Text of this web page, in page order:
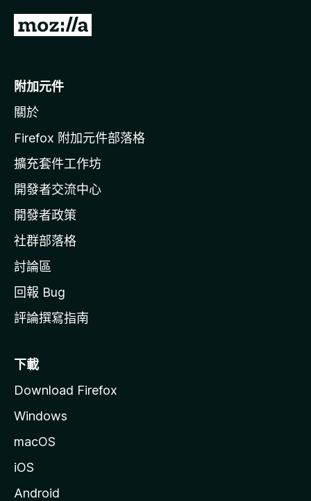
前
o
i
l
a
官
網
附加元件
關於
Firefox 附加元件部落格
擴充套件工作坊
開發者交流中心
開發者政策
社群部落格
討論區
回報 Bug
評論撰寫指南
下載
Download Firefox
Windows
macOS
iOS
Android